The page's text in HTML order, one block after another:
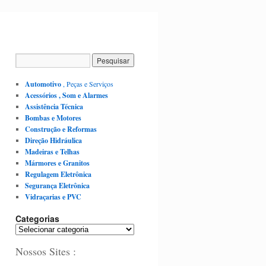
Automotivo, Peças e Serviços
Acessórios , Som e Alarmes
Assistência Técnica
Bombas e Motores
Construção e Reformas
Direção Hidráulica
Madeiras e Telhas
Mármores e Granitos
Regulagem Eletrônica
Segurança Eletrônica
Vidraçarias e PVC
Categorias
C
tNossos Sites :